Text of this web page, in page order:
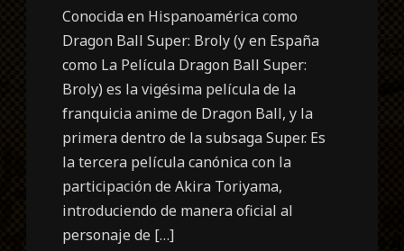
Conocida en Hispanoamérica como
Dragon Ball Super: Broly (y en España
como La Película Dragon Ball Super:
Broly) es la vigésima película de la
franquicia anime de Dragon Ball, y la
primera dentro de la subsaga Super. Es
la tercera película canónica con la
participación de Akira Toriyama,
introduciendo de manera oficial al
personaje de […]